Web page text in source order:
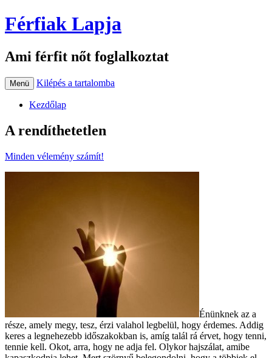
Férfiak Lapja
Ami férfit nőt foglalkoztat
Menü Kilépés a tartalomba
Kezdőlap
A rendíthetetlen
Minden vélemény számít!
Énünknek az a
része, amely megy, tesz, érzi valahol legbelül, hogy érdemes. Addig
keres a legnehezebb időszakokban is, amíg talál rá érvet, hogy tenni,
tennie kell. Okot, arra, hogy ne adja fel. Olykor hajszálat, amibe